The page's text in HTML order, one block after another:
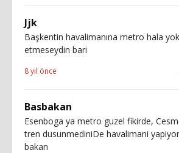
Jjk
Başkentin havalimanına metro hala
etmeseydin bari
8 yıl önce
Basbakan
Esenboga ya metro guzel fikirde,
tren dusunmediniDe havalimani
bakan